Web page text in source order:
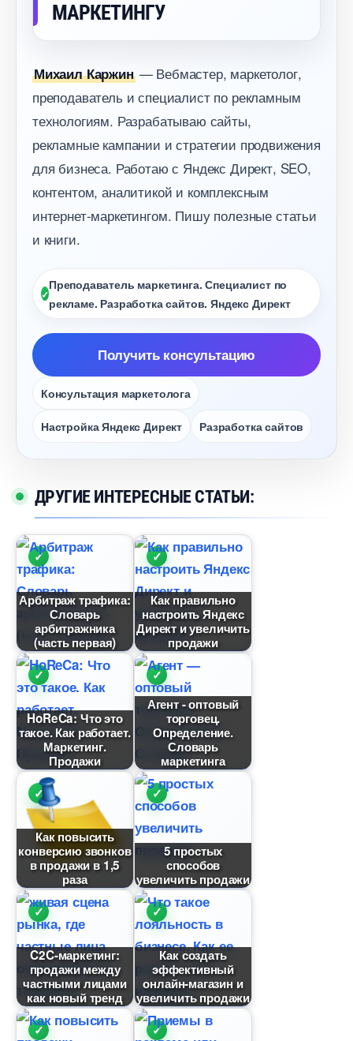
МАРКЕТИНГУ
Михаил Каржин— Вебмастер, маркетолог,
преподаватель и специалист по рекламным
технологиям. Разрабатываю сайты,
рекламные кампании и стратегии продвижения
для бизнеса. Работаю с Яндекс Директ, SEO,
контентом, аналитикой и комплексным
интернет-маркетингом. Пишу полезные статьи
и книги.
Преподаватель маркетинга. Специалист по
рекламе. Разработка сайтов. Яндекс Директ
Получить консультацию
Консультация маркетолога
Настройка Яндекс Директ Разработка сайто
ДРУГИЕ ИНТЕРЕСНЫЕ СТАТЬИ:
Арбитраж трафика:
Словарь
арбитражника
(часть первая)
Как правильно
настроить Яндекс
Директ и увеличить
продажи
HoReCa: Что это
такое. Как работает.
Маркетинг.
Продажи
Агент - оптовый
торговец.
Определение.
Словарь
маркетинга
Как повысить
конверсию звонко
продажи в 1,5
раза
5 простых
способо
увеличить продажи
C2C-маркетинг:
продажи между
частными лицами
как новый тренд
Как создать
эффективный
онлайн-магазин и
увеличить продажи